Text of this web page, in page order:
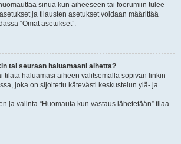
sinua kun aiheeseen tai foorumiin tulee
ja tilausten asetukset voidaan määrittää
“Omat asetukset”.
tai seuraan haluamaani aihetta?
tilata haluamasi aiheen valitsemalla sopivan linkin
joka on sijoitettu kätevästi keskustelun ylä- ja
ja valinta “Huomauta kun vastaus lähetetään” tilaa